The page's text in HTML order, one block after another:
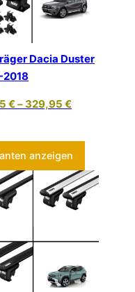
weist mehrere
Dacia Duster
2018
€– 329,95 €
anzeigen